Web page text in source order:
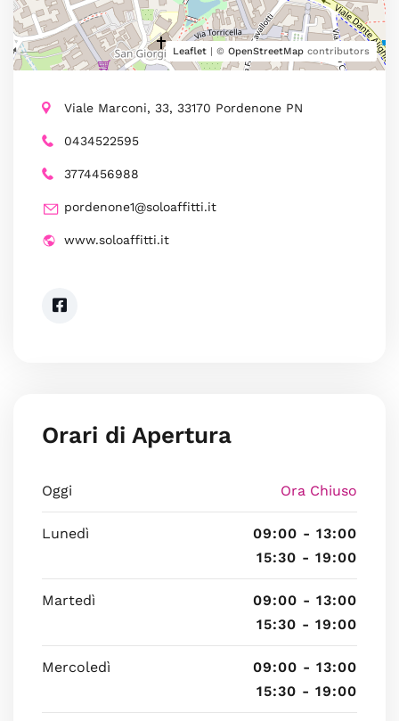
Leaflet | © OpenStreetMap contributors
Viale Marconi, 33, 33170 Pordenone PN
0434522595
3774456988
pordenone1@soloaffitti.it
www.soloaffitti.it
Orari di Apertura
Oggi Ora Chiuso
Lunedì
09:00 - 13:00
15:30 - 19:00
Martedì
09:00 - 13:00
15:30 - 19:00
Mercoledì
09:00 - 13:00
15:30 - 19:00